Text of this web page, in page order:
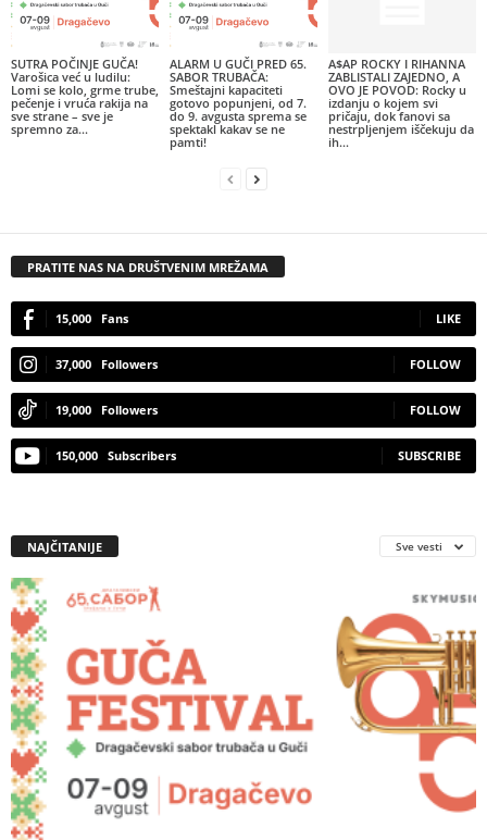
SUTRA POČINJE GUČA!
Varošica već u ludilu:
Lomi se kolo, grme trube,
pečenje i vruća rakija na
sve strane – sve je
spremno za...
ALARM U GUČI PRED 65.
SABOR TRUBAČA:
Smeštajni kapaciteti
gotovo popunjeni, od 7.
do 9. avgusta sprema se
spektakl kakav se ne
pamti!
A$AP ROCKY I RIHANNA
ZABLISTALI ZAJEDNO, A
OVO JE POVOD: Rocky u
izdanju o kojem svi
pričaju, dok fanovi sa
nestrpljenjem iščekuju da
ih...
PRATITE NAS NA DRUŠTVENIM MREŽAMA
15,000 Fans LIKE
37,000 Followers FOLLOW
19,000 Followers FOLLOW
150,000 Subscribers SUBSCRIBE
NAJČITANIJE Sve vesti